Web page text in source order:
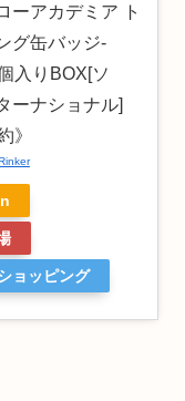
ーアカデミア ト
グ缶バッジ-
入りBOX[ソ
ーナショナル]
》
ョッピング